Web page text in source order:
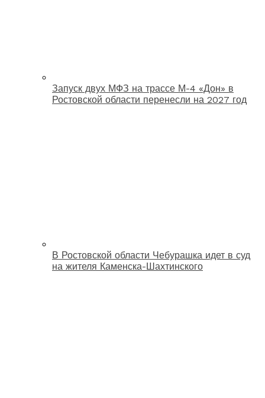
Запуск двух МФЗ на трассе М-4 «Дон» в
Ростовской области перенесли на 2027 год
В Ростовской области Чебурашка идет в суд
на жителя Каменска-Шахтинского